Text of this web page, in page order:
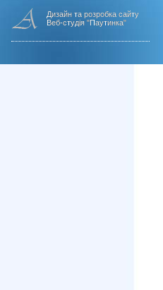
Дизайн та розробка сайту
Веб-студія "Паутинка"